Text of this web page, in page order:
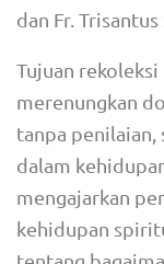
dan Fr. Trisantus
Tujuan
merenungkan
tanpa penilaian,
dalam
mengajarkan
kehidupan